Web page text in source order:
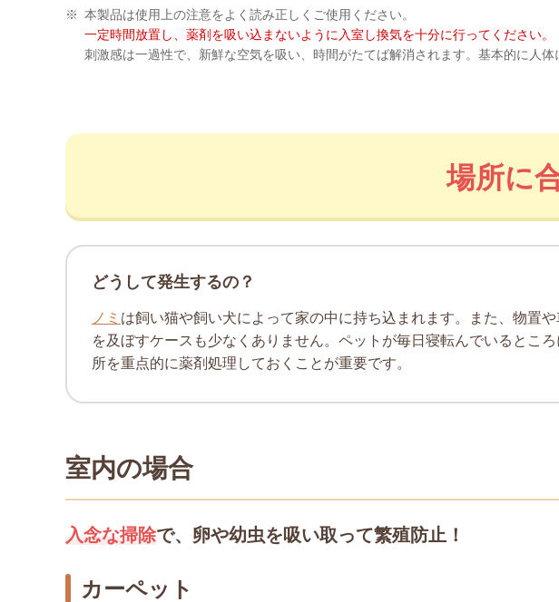
※ 本製品は使用上の注意をよく読み正しくご使用ください。
一定時間放置し、薬剤を吸い込まないように入室し換気を十分に行ってください。
刺激感は一過性で、新鮮な空気を吸い、時間がたてば解消されます。基本的に人体
場所に
どうして発生するの？
ノミ は飼い猫や飼い犬によって家の中に持ち込まれます。また、物置
を及ぼすケースも少なくありません。ペットが毎日寝転んでいるとこ
所を重点的に薬剤処理しておくことが重要です。
室内の場合
入念な掃除で、卵や幼虫を吸い取って繁殖防止！
カーペット